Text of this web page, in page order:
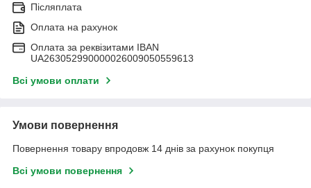
Післяплата
Оплата на рахунок
Оплата за реквізитами IBAN
UA263052990000026009050559613
Всі умови оплати
Умови повернення
Повернення товару впродовж 14 днів за рахунок покупця
Всі умови повернення